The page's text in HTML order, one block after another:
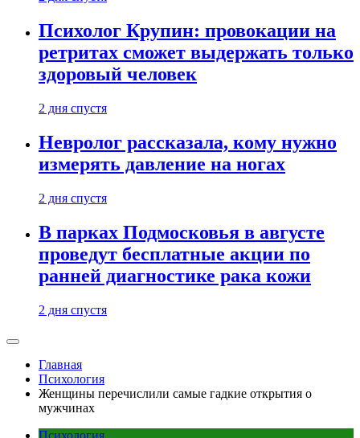
Психолог Крупин: провокации на
ретритах сможет выдержать только
здоровый человек
2 дня спустя
Невролог рассказала, кому нужно
измерять давление на ногах
2 дня спустя
В парках Подмосковья в августе
проведут бесплатные акции по
ранней диагностике рака кожи
2 дня спустя
Главная
Психология
Женщины перечислили самые гадкие открытия о
мужчинах
Психология